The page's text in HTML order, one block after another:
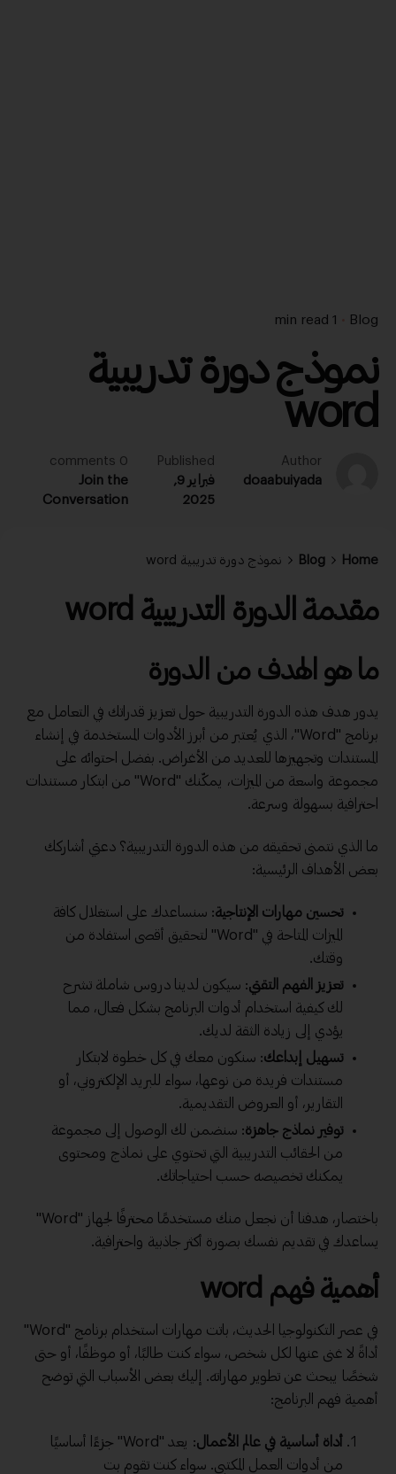
Blog
1 min read
نموذج دورة تدريبية
word
Author
doaabuiyada
Published
فبراير 9,
2025
0 comments
Join the
Conversation
Home
Blog نموذج دورة تدريبية word
مقدمة الدورة التدريبية word
ما هو الهدف من الدورة
يدور هدف هذه الدورة التدريبية حول تعزيز قدراتك في التعامل مع
برنامج "Word"، الذي يُعتبر من أبرز الأدوات المستخدمة في إنشاء
المستندات وتجهيزها للعديد من الأغراض. بفضل احتوائه على
مجموعة واسعة من الميزات، يمكّنك "Word" من ابتكار مستندات
احترافية بسهولة وسرعة.
ما الذي نتمنى تحقيقه من هذه الدورة التدريبية؟ دعني أشاركك
بعض الأهداف الرئيسية:
تحسين مهارات الإنتاجية: سنساعدك على استغلال كافة
الميزات المتاحة في "Word" لتحقيق أقصى استفادة من
وقتك.
تعزيز الفهم التقني: سيكون لدينا دروس شاملة تشرح
لك كيفية استخدام أدوات البرنامج بشكل فعال، مما
يؤدي إلى زيادة الثقة لديك.
تسهيل إبداعك: سنكون معك في كل خطوة لابتكار
مستندات فريدة من نوعها، سواء للبريد الإلكتروني، أو
التقارير، أو العروض التقديمية.
توفير نماذج جاهزة: سنضمن لك الوصول إلى مجموعة
من الحقائب التدريبية التي تحتوي على نماذج ومحتوى
يمكنك تخصيصه حسب احتياجاتك.
باختصار، هدفنا أن نجعل منك مستخدمًا محترفًا لجهاز "Word"
يساعدك في تقديم نفسك بصورة أكثر جاذبية واحترافية.
أهمية فهم word
في عصر التكنولوجيا الحديث، باتت مهارات استخدام برنامج "Word"
أداةً لا غنى عنها لكل شخص، سواء كنت طالبًا، أو موظفًا، أو حتى
شخصًا يبحث عن تطوير مهاراته. إليك بعض الأسباب التي توضح
أهمية فهم البرنامج:
أداة أساسية في عالم الأعمال
: يعد "Word" جزءًا أساسيًا
من أدوات العمل المكتبي. سواء كنت تقوم بت